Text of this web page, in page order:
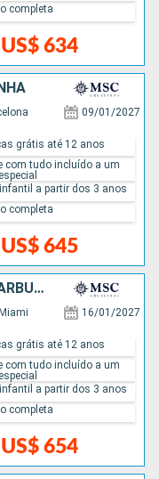
US$ 634
completa
09/01/2027
US$ 645
grátis até 12 anos
com tudo incluído a um
a partir dos 3 anos
completa
ESTADOS UNIDOS, ANTIGUA E BARBUDA, REPUBLICA DOMINICANA
Miami 16/01/2027
US$ 654
grátis até 12 anos
com tudo incluído a um
a partir dos 3 anos
completa